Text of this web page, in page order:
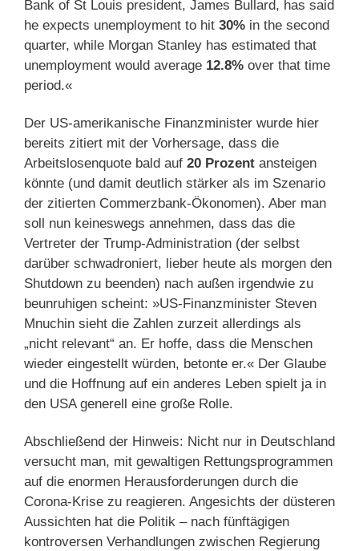
Bank of St Louis president, James Bullard, has said
he expects unemployment to hit 30% in the second
quarter, while Morgan Stanley has estimated that
unemployment would average 12.8% over that time
period.«
Der US-amerikanische Finanzminister wurde hier
bereits zitiert mit der Vorhersage, dass die
Arbeitslosenquote bald auf 20 Prozent ansteigen
könnte (und damit deutlich stärker als im Szenario
der zitierten Commerzbank-Ökonomen). Aber man
soll nun keineswegs annehmen, dass das die
Vertreter der Trump-Administration (der selbst
darüber schwadroniert, lieber heute als morgen den
Shutdown zu beenden) nach außen irgendwie zu
beunruhigen scheint: »US-Finanzminister Steven
Mnuchin sieht die Zahlen zurzeit allerdings als
„nicht relevant“ an. Er hoffe, dass die Menschen
wieder eingestellt würden, betonte er.« Der Glaube
und die Hoffnung auf ein anderes Leben spielt ja in
den USA generell eine große Rolle.
Abschließend der Hinweis: Nicht nur in Deutschland
versucht man, mit gewaltigen Rettungsprogrammen
auf die enormen Herausforderungen durch die
Corona-Krise zu reagieren. Angesichts der düsteren
Aussichten hat die Politik – nach fünftägigen
kontroversen Verhandlungen zwischen Regierung